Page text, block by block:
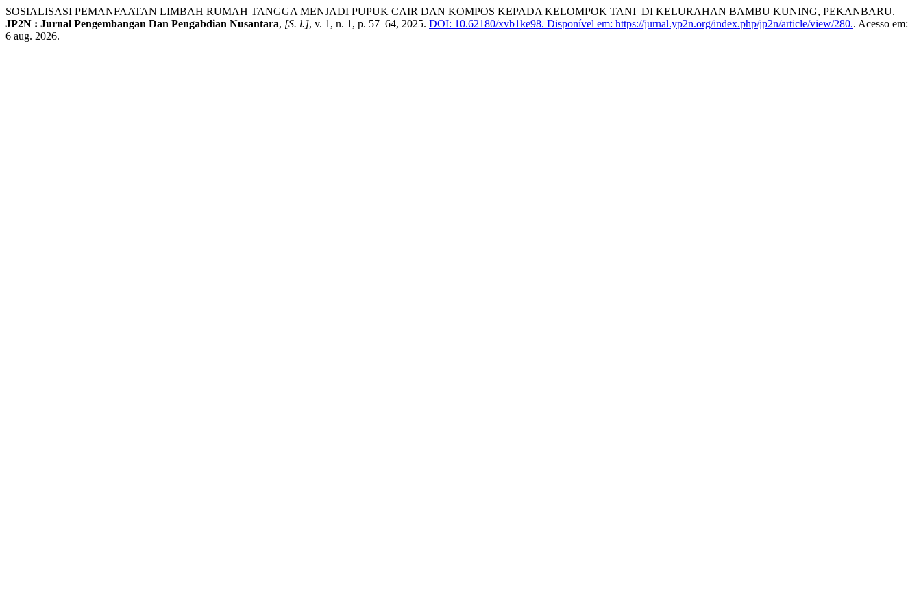
SOSIALISASI PEMANFAATAN LIMBAH RUMAH TANGGA MENJADI PUPUK CAIR DAN KOMPOS KEPADA KELOMPOK TANI DI KELURAHAN BAMBU KUNING, PEKANBARU.
JP2N : Jurnal Pengembangan Dan Pengabdian Nusantara, [S. l.], v. 1, n. 1, p. 57–64, 2025. DOI: 10.62180/xvb1ke98. Disponível em: https://jurnal.yp2n.org/index.php/jp2n/article/view/280.. Acesso em:
6 aug. 2026.